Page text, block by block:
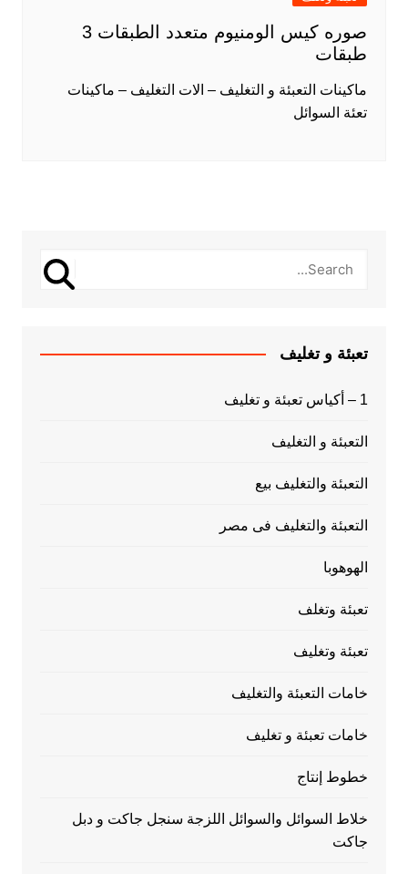
صوره كيس الومنيوم متعدد الطبقات 3
طبقات
ماكينات التعبئة و التغليف – الات التغليف – ماكينات
تعئة السوائل
تعبئة و تغليف
1 – أكياس تعبئة و تغليف
التعبئة و التغليف
التعبئة والتغليف بيع
التعبئة والتغليف فى مصر
الهوهوبا
تعبئة وتغلف
تعبئة وتغليف
خامات التعبئة والتغليف
خامات تعبئة و تغليف
خطوط إنتاج
خلاط السوائل والسوائل اللزجة سنجل جاكت و دبل
جاكت